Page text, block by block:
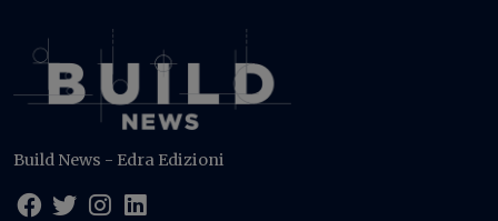
Build News - Edra Edizioni